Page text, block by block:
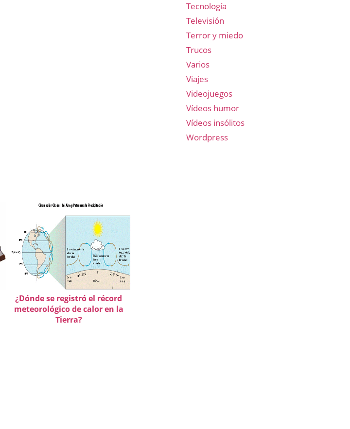
¿Dónde se registró el récord
meteorológico de calor en la
Tierra?
Tecnología
Televisión
Terror y miedo
Trucos
Varios
Viajes
Videojuegos
Vídeos humor
Vídeos insólitos
Wordpress